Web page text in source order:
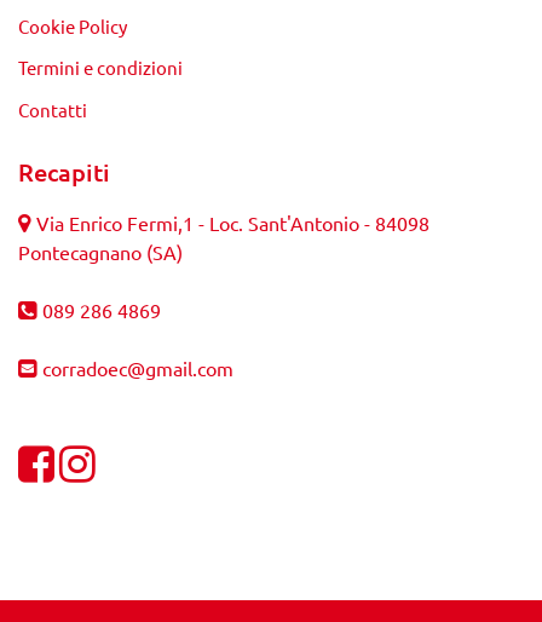
Cookie Policy
Termini e condizioni
Contatti
Recapiti
Via Enrico Fermi,1 - Loc. Sant'Antonio - 84098
Pontecagnano (SA)
089 286 4869
corradoec@gmail.com
Visualizza la nostra pagina Facebook
Visualizza il nostro profilo Instagram